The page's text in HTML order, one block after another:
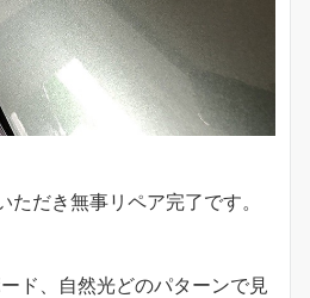
だき無事リペア完了です。
ド、自然光どのパターンで見